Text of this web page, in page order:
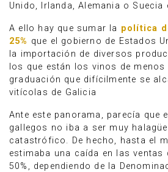
Unido, Irlanda, Alemania o
A ello hay que sumar la política
25% que el gobierno de Estados
la importación de diversos
los que están los vinos de menos
graduación que difícilmente se
vitícolas de Galicia
Ante este panorama, parecía que
gallegos no iba a ser muy
catastrófico. De hecho, hasta el
estimaba una caída en las ventas
50%, dependiendo de la